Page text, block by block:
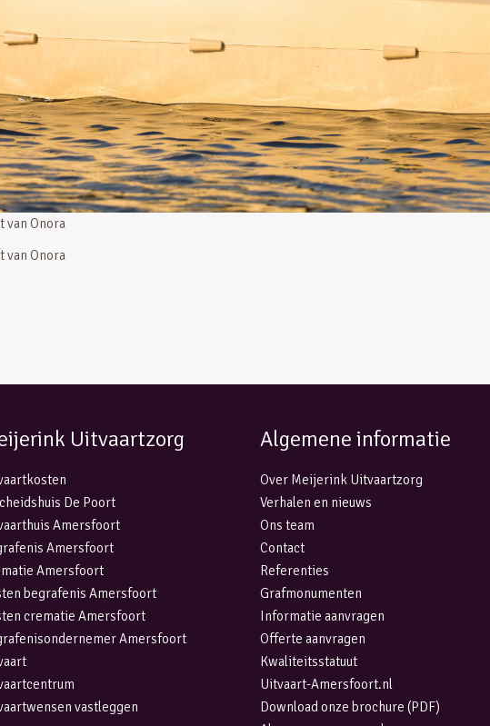
van Onora
van Onora
Uitvaartzorg
De Poort
Amersfoort
Amersfoort
Amersfoort
begrafenis Amersfoort
crematie Amersfoort
Amersfoort
vastleggen
Algemene informatie
Over Meijerink Uitvaartzorg
Verhalen en nieuws
Ons team
Contact
Referenties
Grafmonumenten
Informatie aanvragen
Offerte aanvragen
Kwaliteitsstatuut
Uitvaart-Amersfoort.nl
Download onze brochure (PDF)